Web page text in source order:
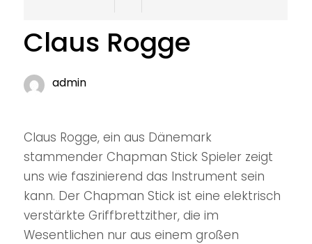
Claus Rogge
admin
Claus Rogge, ein aus Dänemark
stammender Chapman Stick Spieler zeigt
uns wie faszinierend das Instrument sein
kann. Der Chapman Stick ist eine elektrisch
verstärkte Griffbrettzither, die im
Wesentlichen nur aus einem großen